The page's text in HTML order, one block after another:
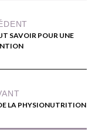
SAVOIR POUR UNE
LA PHYSIONUTRITION